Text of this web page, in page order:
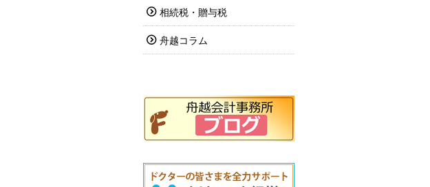
相続税・贈与税
舟越コラム